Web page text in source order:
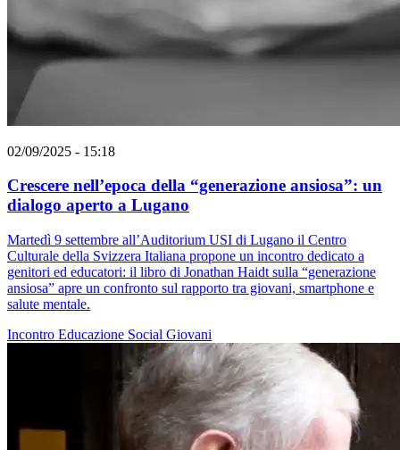
02/09/2025 - 15:18
Crescere nell’epoca della “generazione ansiosa”: un
dialogo aperto a Lugano
Martedì 9 settembre all’Auditorium USI di Lugano il Centro
Culturale della Svizzera Italiana propone un incontro dedicato a
genitori ed educatori: il libro di Jonathan Haidt sulla “generazione
ansiosa” apre un confronto sul rapporto tra giovani, smartphone e
salute mentale.
Incontro Educazione Social Giovani